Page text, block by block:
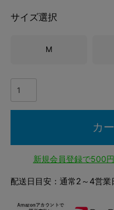
サイズ選択
M
カ
新規会員登録で500
配送日目安：通常2～4営業